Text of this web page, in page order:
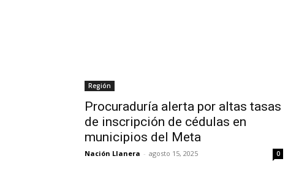
Región
Procuraduría alerta por altas tasas
de inscripción de cédulas en
municipios del Meta
Nación Llanera - agosto 15, 2025 0